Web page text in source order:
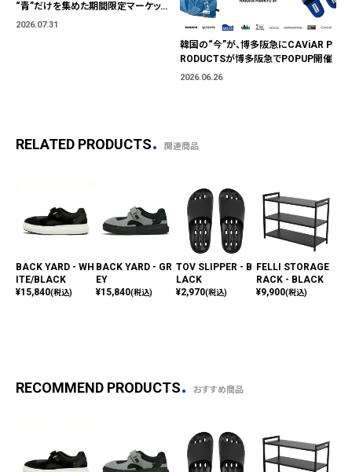
“青”だけを集めた期間限定マーケット
「BLUE MARKET」が横浜に。ブランド
2026.07.31
韓国の“今”が、博多阪急にCAViAR P
RODUCTSが博多阪急でPOPUP開催
2026.06.26
RELATED PRODUCTS 関連商品
BACK YARD - WH
ITE/BLACK
¥15,840(税込)
BACK YARD - GR
EY
¥15,840(税込)
TOV SLIPPER - B
LACK
¥2,970(税込)
FELLI STORAGE
RACK - BLACK
¥9,900(税込)
RECOMMEND PRODUCTS おすすめ商品